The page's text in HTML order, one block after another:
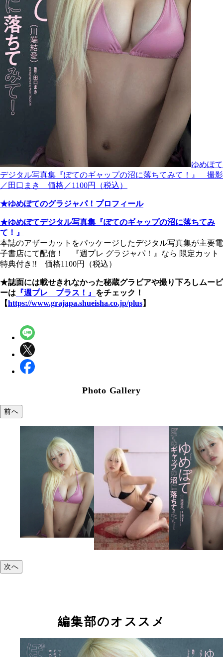
ゆめぽて
デジタル写真集『ぽてのギャップの沼に落ちてみて！』 撮影
／田口まき 価格／1100円（税込）
★ゆめぽてのグラジャパ！プロフィール
★ゆめぽてデジタル写真集『ぽてのギャップの沼に落ちてみ
て！』
本誌のアザーカットをパッケージしたデジタル写真集が主要電
子書店にて配信！ 『週プレ グラジャパ！』なら 限定カット
特典付き!! 価格1100円（税込）
★誌面には載せきれなかった秘蔵グラビアや撮り下ろしムービ
ーは 『週プレ プラス！』 をチェック！
【https://www.grajapa.shueisha.co.jp/plus】
Photo Gallery
前へ
次へ
編集部のオススメ